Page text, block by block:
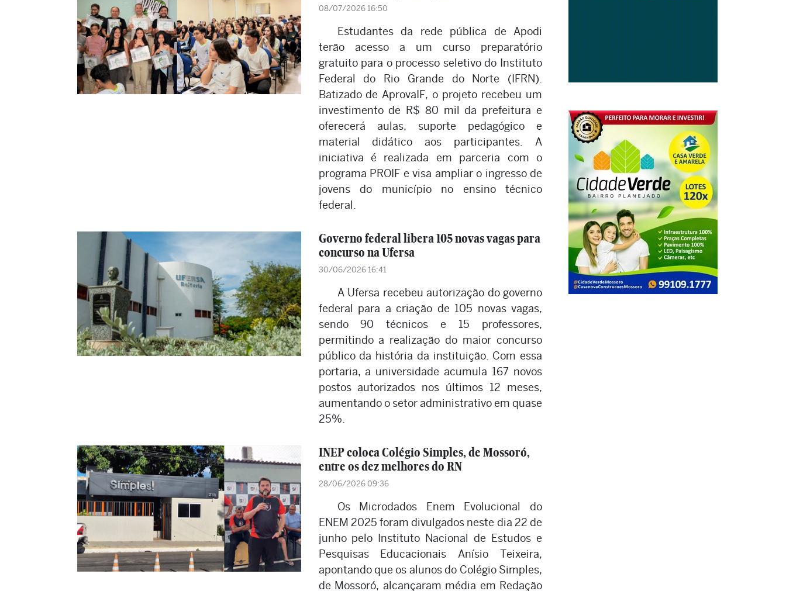
08/07/2026 16:50
Estudantes da rede pública de Apodi
terão acesso a um curso preparatório
gratuito para o processo seletivo do Instituto
Federal do Rio Grande do Norte (IFRN).
Batizado de AprovaIF, o projeto recebeu um
investimento de R$ 80 mil da prefeitura e
oferecerá aulas, suporte pedagógico e
material didático aos participantes. A
iniciativa é realizada em parceria com o
programa PROIF e visa ampliar o ingresso de
jovens do município no ensino técnico
federal.
Governo federal libera 105 novas vagas para
concurso na Ufersa
30/06/2026 16:41
A Ufersa recebeu autorização do governo
federal para a criação de 105 novas vagas,
sendo 90 técnicos e 15 professores,
permitindo a realização do maior concurso
público da história da instituição. Com essa
portaria, a universidade acumula 167 novos
postos autorizados nos últimos 12 meses,
aumentando o setor administrativo em quase
25%.
INEP coloca Colégio Simples, de Mossoró,
entre os dez melhores do RN
28/06/2026 09:36
Os Microdados Enem Evolucional do
ENEM 2025 foram divulgados neste dia 22 de
junho pelo Instituto Nacional de Estudos e
Pesquisas Educacionais Anísio Teixeira,
apontando que os alunos do Colégio Simples,
de Mossoró, alcançaram média em Redação